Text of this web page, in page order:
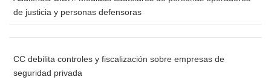
de justicia y personas defensoras
CC debilita controles y fiscalización sobre empresas de
seguridad privada